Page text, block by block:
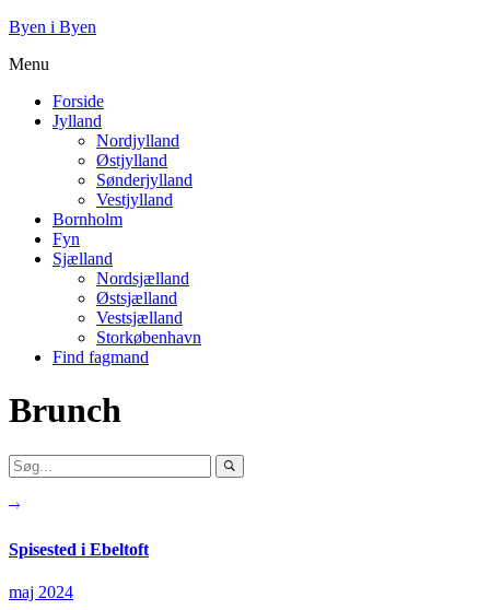
Byen i Byen
Menu
Forside
Jylland
Nordjylland
Østjylland
Sønderjylland
Vestjylland
Bornholm
Fyn
Sjælland
Nordsjælland
Østsjælland
Vestsjælland
Storkøbenhavn
Find fagmand
Brunch
Spisested i Ebeltoft
maj 2024